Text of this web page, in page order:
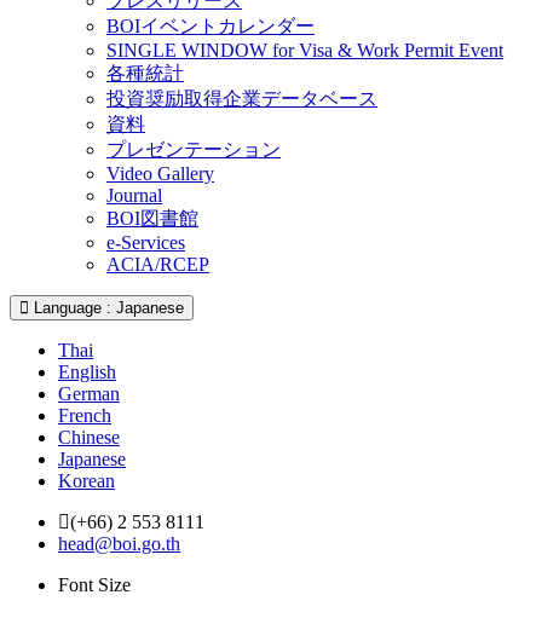
BOIイベントカレンダー
SINGLE WINDOW for Visa & Work Permit Event
各種統計
投資奨励取得企業データベース
資料
プレゼンテーション
Video Gallery
Journal
BOI図書館
e-Services
ACIA/RCEP
Language : Japanese
Thai
English
German
French
Chinese
Japanese
Korean
(+66) 2 553 8111
head@boi.go.th
Font Size